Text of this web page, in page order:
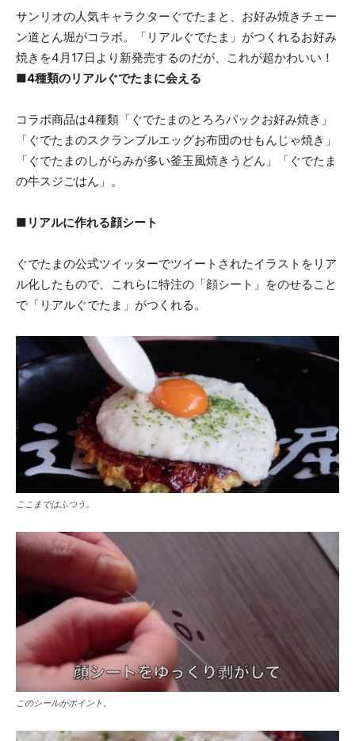
サンリオの人気キャラクターぐでたまと、お好み焼きチェー
ン道とん堀がコラボ。「リアルぐでたま」がつくれるお好み
焼きを4月17日より新発売するのだが、これが超かわいい！
■4種類のリアルぐでたまに会える
コラボ商品は4種類「ぐでたまのとろろパックお好み焼き」
「ぐでたまのスクランブルエッグお布団のせもんじゃ焼き」
「ぐでたまのしがらみが多い釜玉風焼きうどん」「ぐでたま
の牛スジごはん」。
■リアルに作れる顔シート
ぐでたまの公式ツイッターでツイートされたイラストをリア
ル化したもので、これらに特注の「顔シート」をのせること
で「リアルぐでたま」がつくれる。
ここまではふつう。
このシールがポイント。